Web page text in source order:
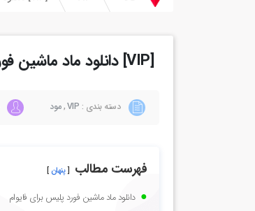
[VIP] دانلود ماد ماشین فورد پلیس برای فایوام
دسته بندی : VIP
,مود
فهرست مطالب پنهان
دانلود ماد ماشین فورد پلیس برای فایوام